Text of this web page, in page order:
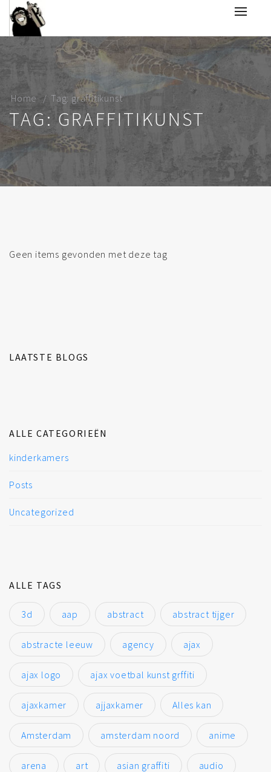
Home Tag: graffitikunst
TAG: GRAFFITIKUNST
Geen items gevonden met deze tag
LAATSTE BLOGS
ALLE CATEGORIEËN
kinderkamers
Posts
Uncategorized
ALLE TAGS
3d aap abstract abstract tijger
abstracte leeuw agency ajax
ajax logo ajax voetbal kunst grffiti
ajaxkamer ajjaxkamer Alles kan
Amsterdam amsterdam noord anime
arena art asian graffiti audio